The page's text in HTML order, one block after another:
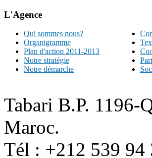
L'Agence
Qui sommes nous?
Organigramme
Plan d'action 2011-2013
Notre stratégie
Notre démarche
Tabari B.P. 1196-
Maroc.
Tél : +212 539 94